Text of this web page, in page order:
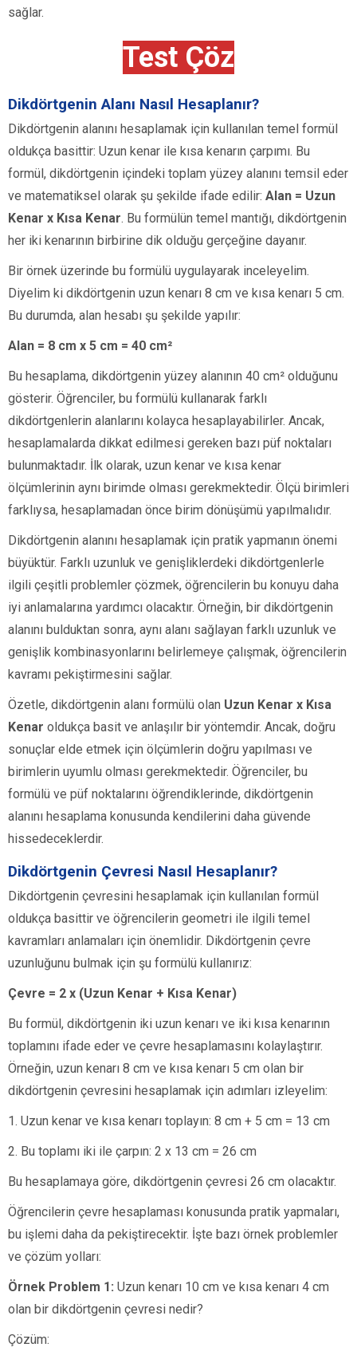
sağlar.
Test Çöz
Dikdörtgenin Alanı Nasıl Hesaplanır?
Dikdörtgenin alanını hesaplamak için kullanılan temel formül
oldukça basittir: Uzun kenar ile kısa kenarın çarpımı. Bu
formül, dikdörtgenin içindeki toplam yüzey alanını temsil eder
ve matematiksel olarak şu şekilde ifade edilir: Alan = Uzun
Kenar x Kısa Kenar. Bu formülün temel mantığı, dikdörtgenin
her iki kenarının birbirine dik olduğu gerçeğine dayanır.
Bir örnek üzerinde bu formülü uygulayarak inceleyelim.
Diyelim ki dikdörtgenin uzun kenarı 8 cm ve kısa kenarı 5 cm.
Bu durumda, alan hesabı şu şekilde yapılır:
Alan = 8 cm x 5 cm = 40 cm²
Bu hesaplama, dikdörtgenin yüzey alanının 40 cm² olduğunu
gösterir. Öğrenciler, bu formülü kullanarak farklı
dikdörtgenlerin alanlarını kolayca hesaplayabilirler. Ancak,
hesaplamalarda dikkat edilmesi gereken bazı püf noktaları
bulunmaktadır. İlk olarak, uzun kenar ve kısa kenar
ölçümlerinin aynı birimde olması gerekmektedir. Ölçü birimleri
farklıysa, hesaplamadan önce birim dönüşümü yapılmalıdır.
Dikdörtgenin alanını hesaplamak için pratik yapmanın önemi
büyüktür. Farklı uzunluk ve genişliklerdeki dikdörtgenlerle
ilgili çeşitli problemler çözmek, öğrencilerin bu konuyu daha
iyi anlamalarına yardımcı olacaktır. Örneğin, bir dikdörtgenin
alanını bulduktan sonra, aynı alanı sağlayan farklı uzunluk ve
genişlik kombinasyonlarını belirlemeye çalışmak, öğrencilerin
kavramı pekiştirmesini sağlar.
Özetle, dikdörtgenin alanı formülü olan Uzun Kenar x Kısa
Kenar oldukça basit ve anlaşılır bir yöntemdir. Ancak, doğru
sonuçlar elde etmek için ölçümlerin doğru yapılması ve
birimlerin uyumlu olması gerekmektedir. Öğrenciler, bu
formülü ve püf noktalarını öğrendiklerinde, dikdörtgenin
alanını hesaplama konusunda kendilerini daha güvende
hissedeceklerdir.
Dikdörtgenin Çevresi Nasıl Hesaplanır?
Dikdörtgenin çevresini hesaplamak için kullanılan formül
oldukça basittir ve öğrencilerin geometri ile ilgili temel
kavramları anlamaları için önemlidir. Dikdörtgenin çevre
uzunluğunu bulmak için şu formülü kullanırız:
Çevre = 2 x (Uzun Kenar + Kısa Kenar)
Bu formül, dikdörtgenin iki uzun kenarı ve iki kısa kenarının
toplamını ifade eder ve çevre hesaplamasını kolaylaştırır.
Örneğin, uzun kenarı 8 cm ve kısa kenarı 5 cm olan bir
dikdörtgenin çevresini hesaplamak için adımları izleyelim:
1. Uzun kenar ve kısa kenarı toplayın: 8 cm + 5 cm = 13 cm
2. Bu toplamı iki ile çarpın: 2 x 13 cm = 26 cm
Bu hesaplamaya göre, dikdörtgenin çevresi 26 cm olacaktır.
Öğrencilerin çevre hesaplaması konusunda pratik yapmaları,
bu işlemi daha da pekiştirecektir. İşte bazı örnek problemler
ve çözüm yolları:
Örnek Problem 1: Uzun kenarı 10 cm ve kısa kenarı 4 cm
olan bir dikdörtgenin çevresi nedir?
Çözüm: